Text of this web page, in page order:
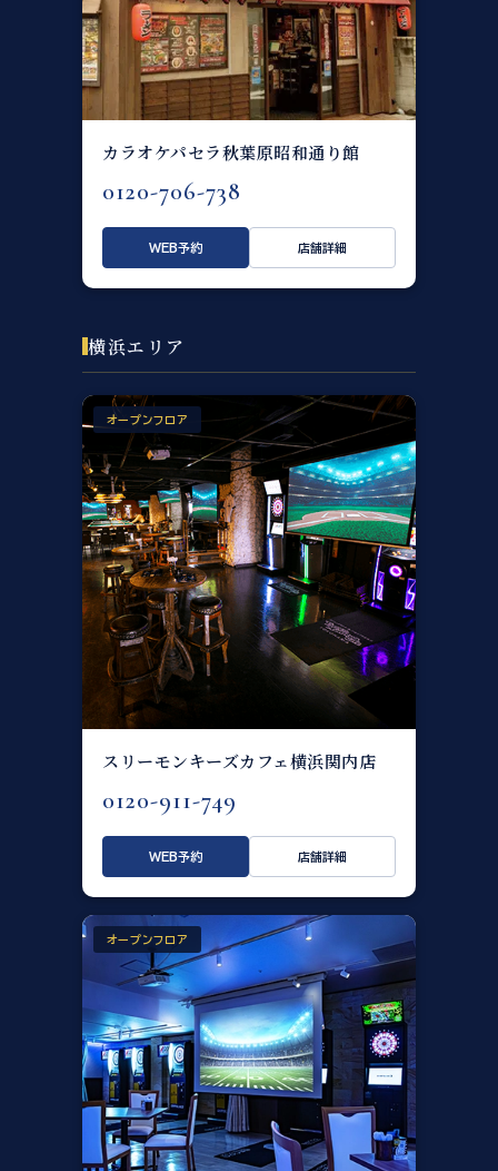
カラオケパセラ秋葉原昭和通り館
0120-706-738
WEB予約 店舗詳細
横浜エリア
オープンフロア
スリーモンキーズカフェ横浜関内店
0120-911-749
WEB予約 店舗詳細
オープンフロア